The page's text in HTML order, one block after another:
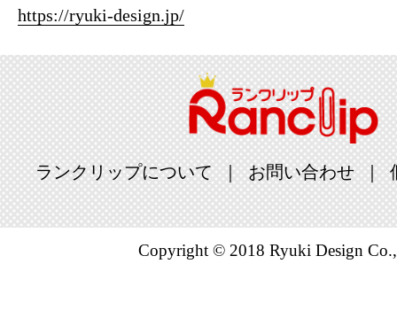
https://ryuki-design.jp/
ランクリップについて お問い合わせ
Copyright © 2018 Ryuki Design